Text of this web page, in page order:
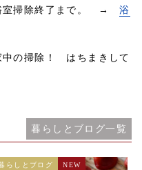
浴室掃除終了まで。 →浴
中の掃除！ はちまきして
暮らしとブログ一覧
らしとブログ NEW